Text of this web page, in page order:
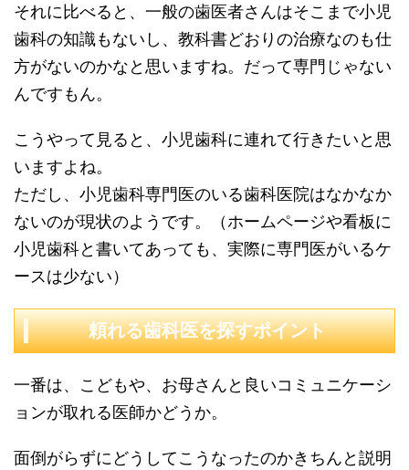
それに比べると、一般の歯医者さんはそこまで小児
歯科の知識もないし、教科書どおりの治療なのも仕
方がないのかなと思いますね。だって専門じゃない
んですもん。
こうやって見ると、小児歯科に連れて行きたいと思
いますよね。
ただし、小児歯科専門医のいる歯科医院はなかなか
ないのが現状のようです。（ホームページや看板に
小児歯科と書いてあっても、実際に専門医がいるケ
ースは少ない）
頼れる歯科医を探すポイント
一番は、こどもや、お母さんと良いコミュニケーシ
ョンが取れる医師かどうか。
面倒がらずにどうしてこうなったのかきちんと説明